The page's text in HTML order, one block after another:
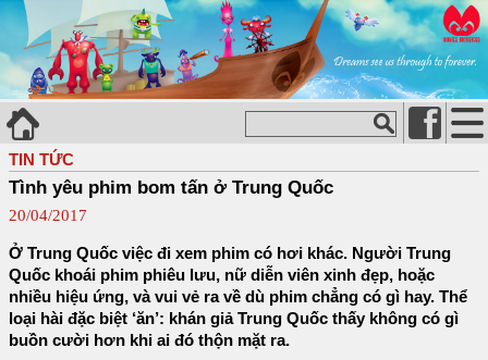
TIN TỨC
Tình yêu phim bom tấn ở Trung Quốc
20/04/2017
Ở Trung Quốc việc đi xem phim có hơi khác. Người Trung
Quốc khoái phim phiêu lưu, nữ diễn viên xinh đẹp, hoặc
nhiều hiệu ứng, và vui vẻ ra về dù phim chẳng có gì hay. Thể
loại hài đặc biệt ‘ăn’: khán giả Trung Quốc thấy không có gì
buồn cười hơn khi ai đó thộn mặt ra.